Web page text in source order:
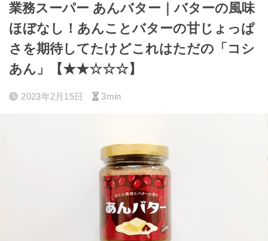
業務スーパー あんバター｜バターの風味
ほぼなし！あんことバターの甘じょっぱ
さを期待してたけどこれはただの「コシ
あん」【★★☆☆☆】
2023年2月15日 3min